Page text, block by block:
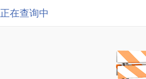
正在查询中